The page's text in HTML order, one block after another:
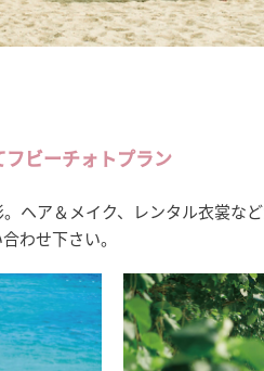
ビーチォトプラン
ヘア＆メイク、レンタル衣裳な
わせ下さい。